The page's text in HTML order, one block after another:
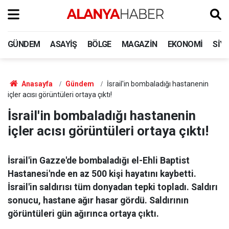
GÜNDEM ASAYIŞ BÖLGE MAGAZIN EKONOMI
Anasayfa Gündem
İsrail'in bombaladığı hastanenin
içler acısı görüntüleri ortaya çıktı!
İsrail'in bombaladığı hastanenin
içler acısı görüntüleri ortaya çıktı!
İsrail'in Gazze'de bombaladığı el-Ehli Baptist
Hastanesi'nde en az 500 kişi hayatını kaybetti.
İsrail'in saldırısı tüm donyadan tepki topladı. Saldırı
sonucu, hastane ağır hasar gördü. Saldırının
görüntüleri gün ağırınca ortaya çıktı.